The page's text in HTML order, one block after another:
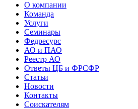
О компании
Команда
Услуги
Семинары
Федресурс
АО и ПАО
Реестр АО
Ответы ЦБ и ФРСФР
Статьи
Новости
Контакты
Соискателям